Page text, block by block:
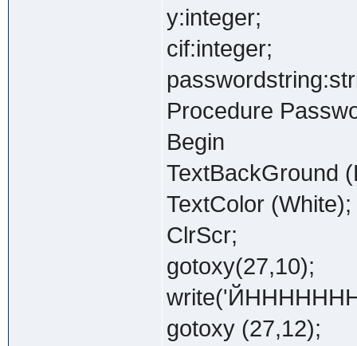
y:integer;
cif:integer;
Procedure
Begin
TextBackGround
TextColor (White);
ClrScr;
gotoxy(27,10);
gotoxy (27,12);